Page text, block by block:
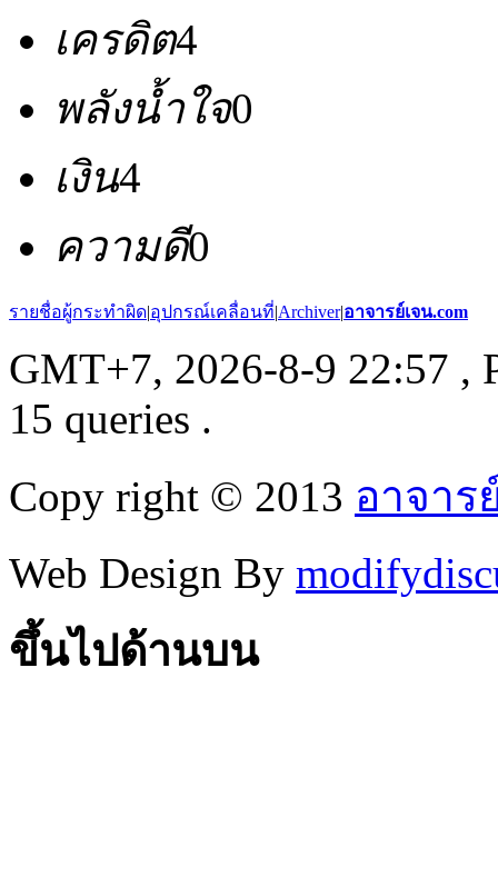
เครดิต4
พลังน้ำใจ0
เงิน4
ความดี0
รายชื่อผู้กระทำผิด|อุปกรณ์เคลื่อนที่|Archiver|อาจารย์เจน.com
GMT+7, 2026-8-9 22:57 ,
15 queries .
Copy right © 2013 อาจาร
Web Design By
ขึ้นไปด้านบน